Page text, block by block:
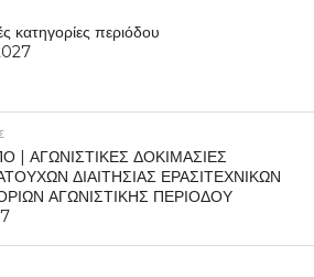
κατηγορίες περιόδου
| ΑΓΩΝΙΣΤΙΚΕΣ ΔΟΚΙΜΑΣΙΕΣ
ΔΙΑΙΤΗΣΙΑΣ ΕΡΑΣΙΤΕΧΝΙΚΩΝ
ΑΓΩΝΙΣΤΙΚΗΣ ΠΕΡΙΟΔΟΥ